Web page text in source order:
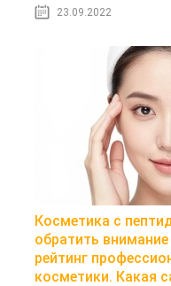
23.09.2022
Косметика с
обратить
рейтинг
косметики. Какая